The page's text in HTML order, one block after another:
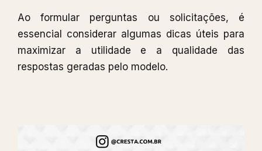
Ao formular perguntas ou solicitações, é
essencial considerar algumas dicas úteis para
maximizar a utilidade e a qualidade das
respostas geradas pelo modelo.